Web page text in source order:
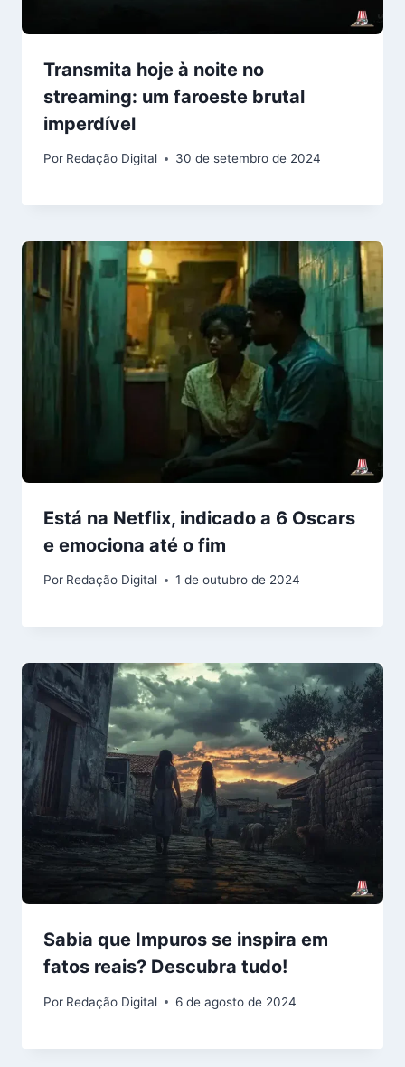
Transmita hoje à noite no
streaming: um faroeste brutal
imperdível
Por Redação Digital 30 de setembro de 2024
Está na Netflix, indicado a 6 Oscars
e emociona até o fim
Por Redação Digital 1 de outubro de 2024
Sabia que Impuros se inspira em
fatos reais? Descubra tudo!
Por Redação Digital 6 de agosto de 2024